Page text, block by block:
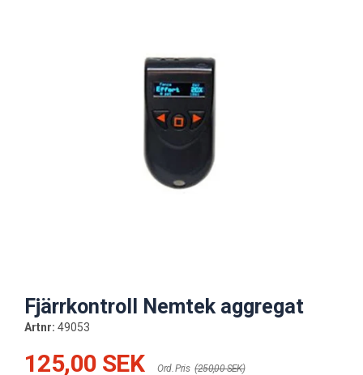
Fjärrkontroll Nemtek aggregat
Artnr: 49053
125,00 SEK Ord. Pris (250,00 SEK)